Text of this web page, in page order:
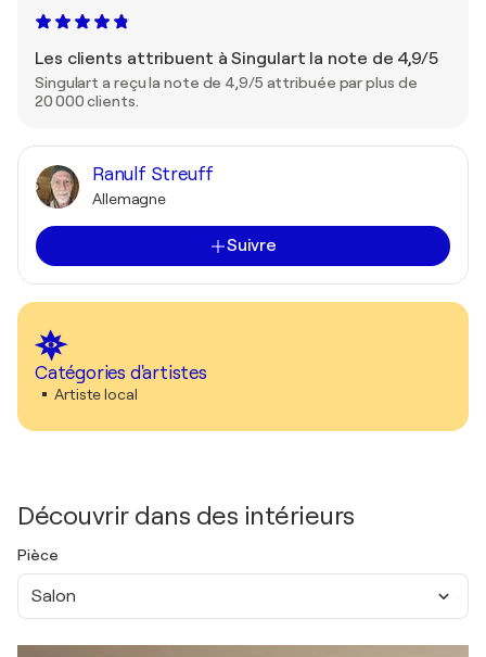
Les clients attribuent à Singulart la note de 4,9/5
Singulart a reçu la note de 4,9/5 attribuée par plus de
20 000 clients.
Ranulf Streuff
Allemagne
Suivre
Catégories d'artistes
Artiste local
Découvrir dans des intérieurs
Pièce
Salon